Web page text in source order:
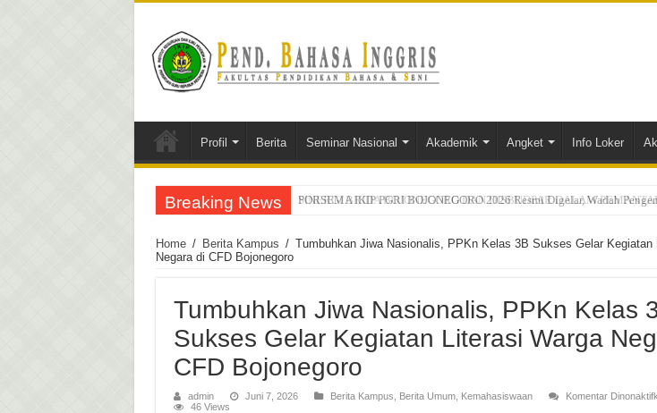
Profil Berita Seminar Nasional Akademik Angket Info Loker
Breaking News PORSEMA IKIP PGRI BOJONEGORO 2026 Resmi Digelar, Wadah
Home / Berita Kampus / Tumbuhkan Jiwa Nasionalis, PPKn Kelas 3B Sukses Gelar Kegiatan
Negara di CFD Bojonegoro
Tumbuhkan Jiwa Nasionalis, PPKn Kelas
Sukses Gelar Kegiatan Literasi Warga
CFD Bojonegoro
admin Juni 7, 2026 Berita Kampus Berita Umum, Kemahasiswaan Komentar
46 Views